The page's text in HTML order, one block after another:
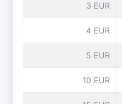
3 EUR
4 EUR
5 EUR
10 EUR